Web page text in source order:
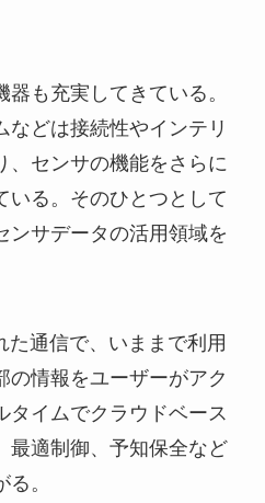
も充実してきている。
などは接続性やインテリ
、センサの機能をさらに
いる。そのひとつとして
ンサデータの活用領域を
通信で、いままで利用
の情報をユーザーがアク
タイムでクラウドベース
最適制御、予知保全など
。